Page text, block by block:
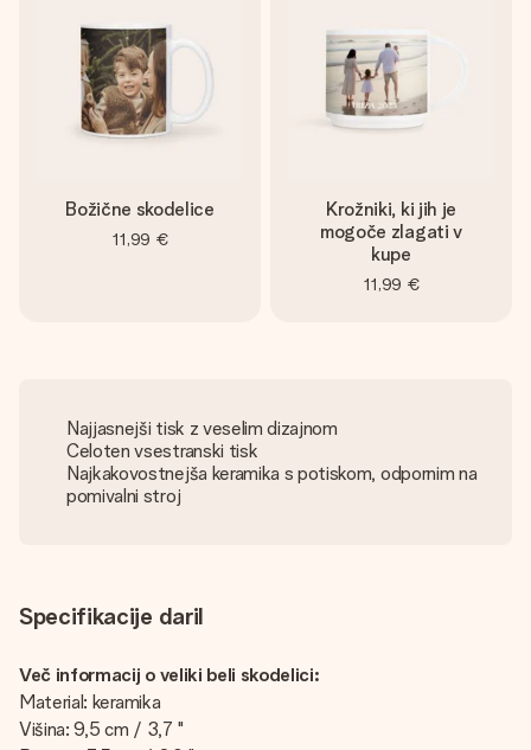
Božične skodelice
11,99 €
Krožniki, ki jih je
mogoče zlagati v
kupe
11,99 €
Najjasnejši tisk z veselim dizajnom
Celoten vsestranski tisk
Najkakovostnejša keramika s potiskom, odpornim na
pomivalni stroj
Specifikacije daril
Več informacij o veliki beli skodelici:
Material: keramika
Višina: 9,5 cm / 3,7 "